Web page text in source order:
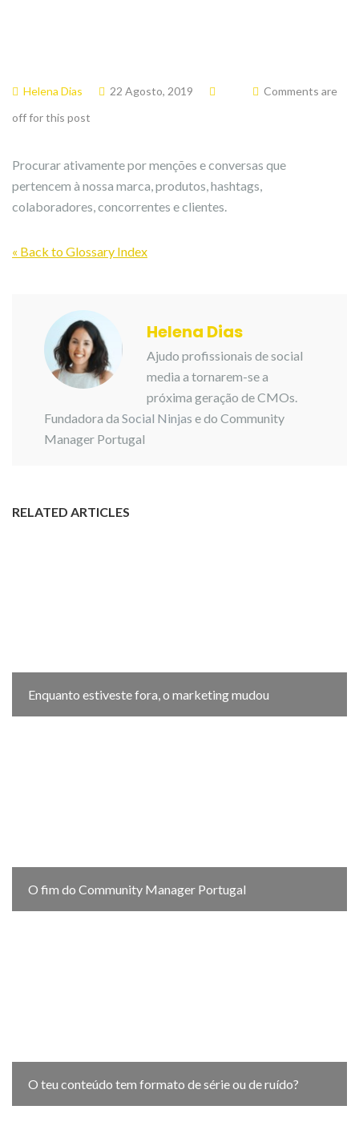
Helena Dias 22 Agosto, 2019
Comments are
off for this post
Procurar ativamente por menções e conversas que
pertencem à nossa marca, produtos, hashtags,
colaboradores, concorrentes e clientes.
« Back to Glossary Index
Helena Dias
Ajudo profissionais de social
media a tornarem-se a
próxima geração de CMOs.
Fundadora da Social Ninjas e do Community
Manager Portugal
RELATED ARTICLES
Enquanto estiveste fora, o marketing mudou
O fim do Community Manager Portugal
O teu conteúdo tem formato de série ou de ruído?